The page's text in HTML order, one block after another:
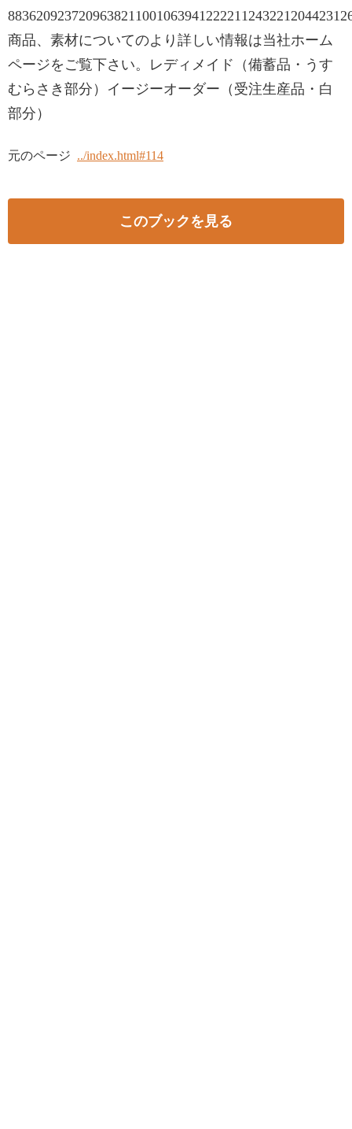
商品、素材についてのより詳しい情報は当社ホーム
ページをご覧下さい。レディメイド（備蓄品・うす
むらさき部分）イージーオーダー（受注生産品・白
部分）
元のページ ../index.html#114
このブックを見る